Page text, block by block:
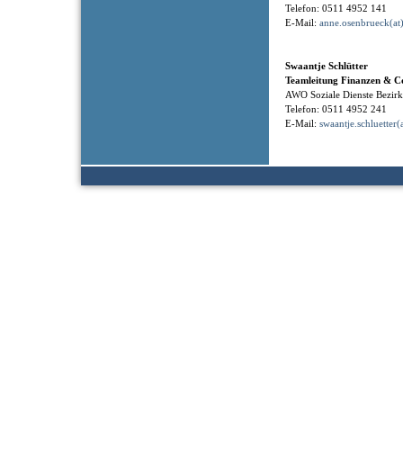
Telefon: 0511 4952 141
E-Mail:
Swaantje Schlütter
Teamleitung Finanzen &
AWO Soziale Dienste
Telefon: 0511 4952 241
E-Mail: